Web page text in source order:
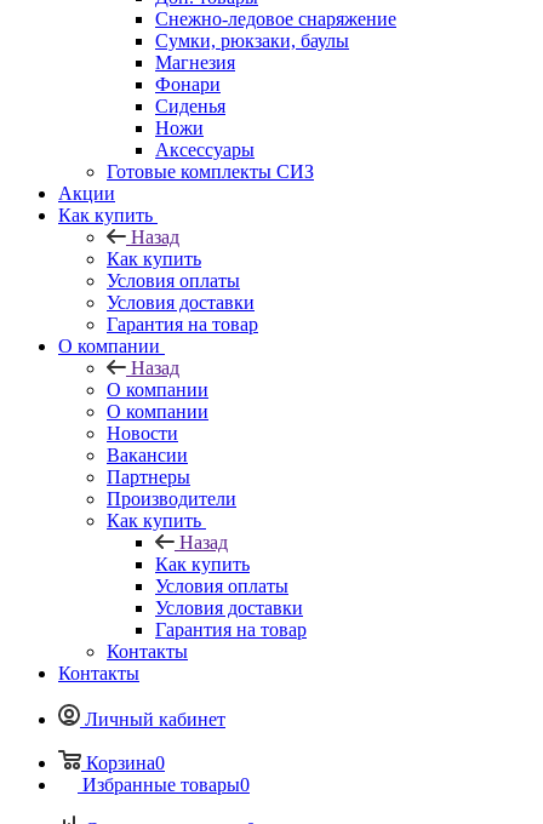
Снежно-ледовое снаряжение
Сумки, рюкзаки, баулы
Магнезия
Фонари
Сиденья
Ножи
Аксессуары
Готовые комплекты СИЗ
Акции
Как купить
Назад
Как купить
Условия оплаты
Условия доставки
Гарантия на товар
О компании
Назад
О компании
О компании
Новости
Вакансии
Партнеры
Производители
Как купить
Назад
Как купить
Условия оплаты
Условия доставки
Гарантия на товар
Контакты
Контакты
Личный кабинет
Корзина0
Избранные товары0